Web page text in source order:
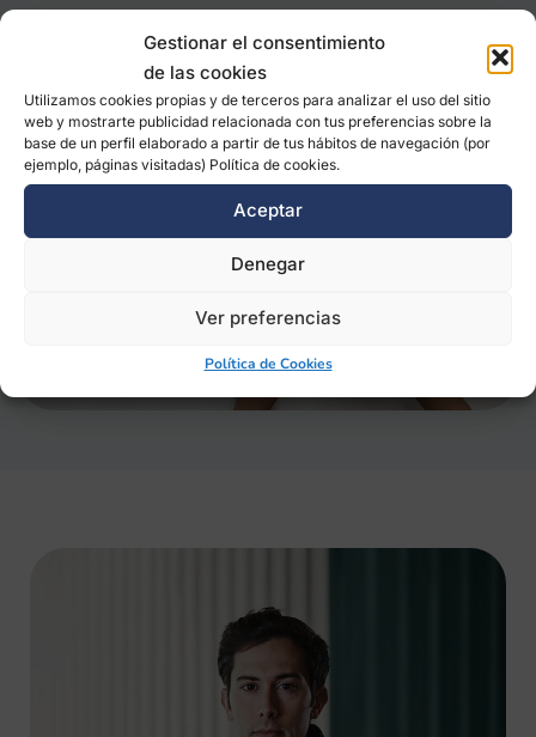
Gestionar el consentimiento
de las cookies
Utilizamos cookies propias y de terceros para analizar el uso del sitio
web y mostrarte publicidad relacionada con tus preferencias sobre la
base de un perfil elaborado a partir de tus hábitos de navegación (por
ejemplo, páginas visitadas) Política de cookies.
Aceptar
Denegar
Ver preferencias
Política de Cookies
ABA intervención